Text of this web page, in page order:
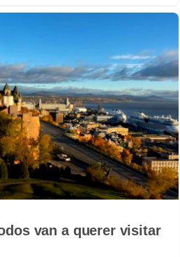
van a querer visitar